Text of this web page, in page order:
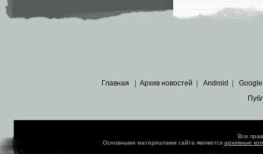
Главная | Архив новостей | Android | Google
Все
Основными материалами сайта являются архивные